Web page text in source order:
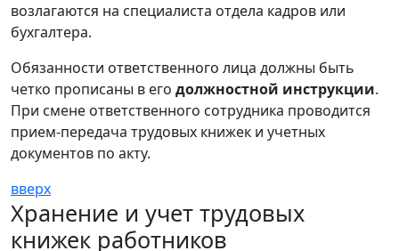
возлагаются на специалиста отдела кадров или
бухгалтера.
Обязанности ответственного лица должны быть
четко прописаны в его должностной инструкции.
При смене ответственного сотрудника проводится
прием-передача трудовых книжек и учетных
документов по акту.
вверх
Хранение и учет трудовых
книжек работников